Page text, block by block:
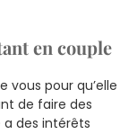
en couple
pour qu’elle
de faire des
a des intérêts